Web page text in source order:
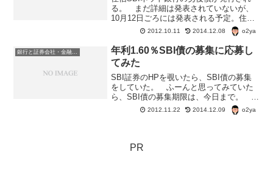
る。 まだ詳細は発表されていないが、
10月12日ごろには発表される予定。住信
SBIネット銀行劣後債住信SBIネット銀行
株式会社第1回期限前償還条項付無担保社
債（劣後特約付）お申し込み単位（予
定） 額面1...
2012.10.11 2014.12.08 o2ya
銀行と証券会社・金融商品
年利1.60％SBI債の募集に応募し
てみた
SBI証券のHPを覗いたら、SBI債の募集
をしていた。 ふーんと思ってみていた
ら、SBI債の募集期限は、今日まで。 し
かも申し込みは、2012/11/20（火）12：
00～2012/11/21（水）17：00まで。
2012.11.22 2014.12.09 o2ya
PR